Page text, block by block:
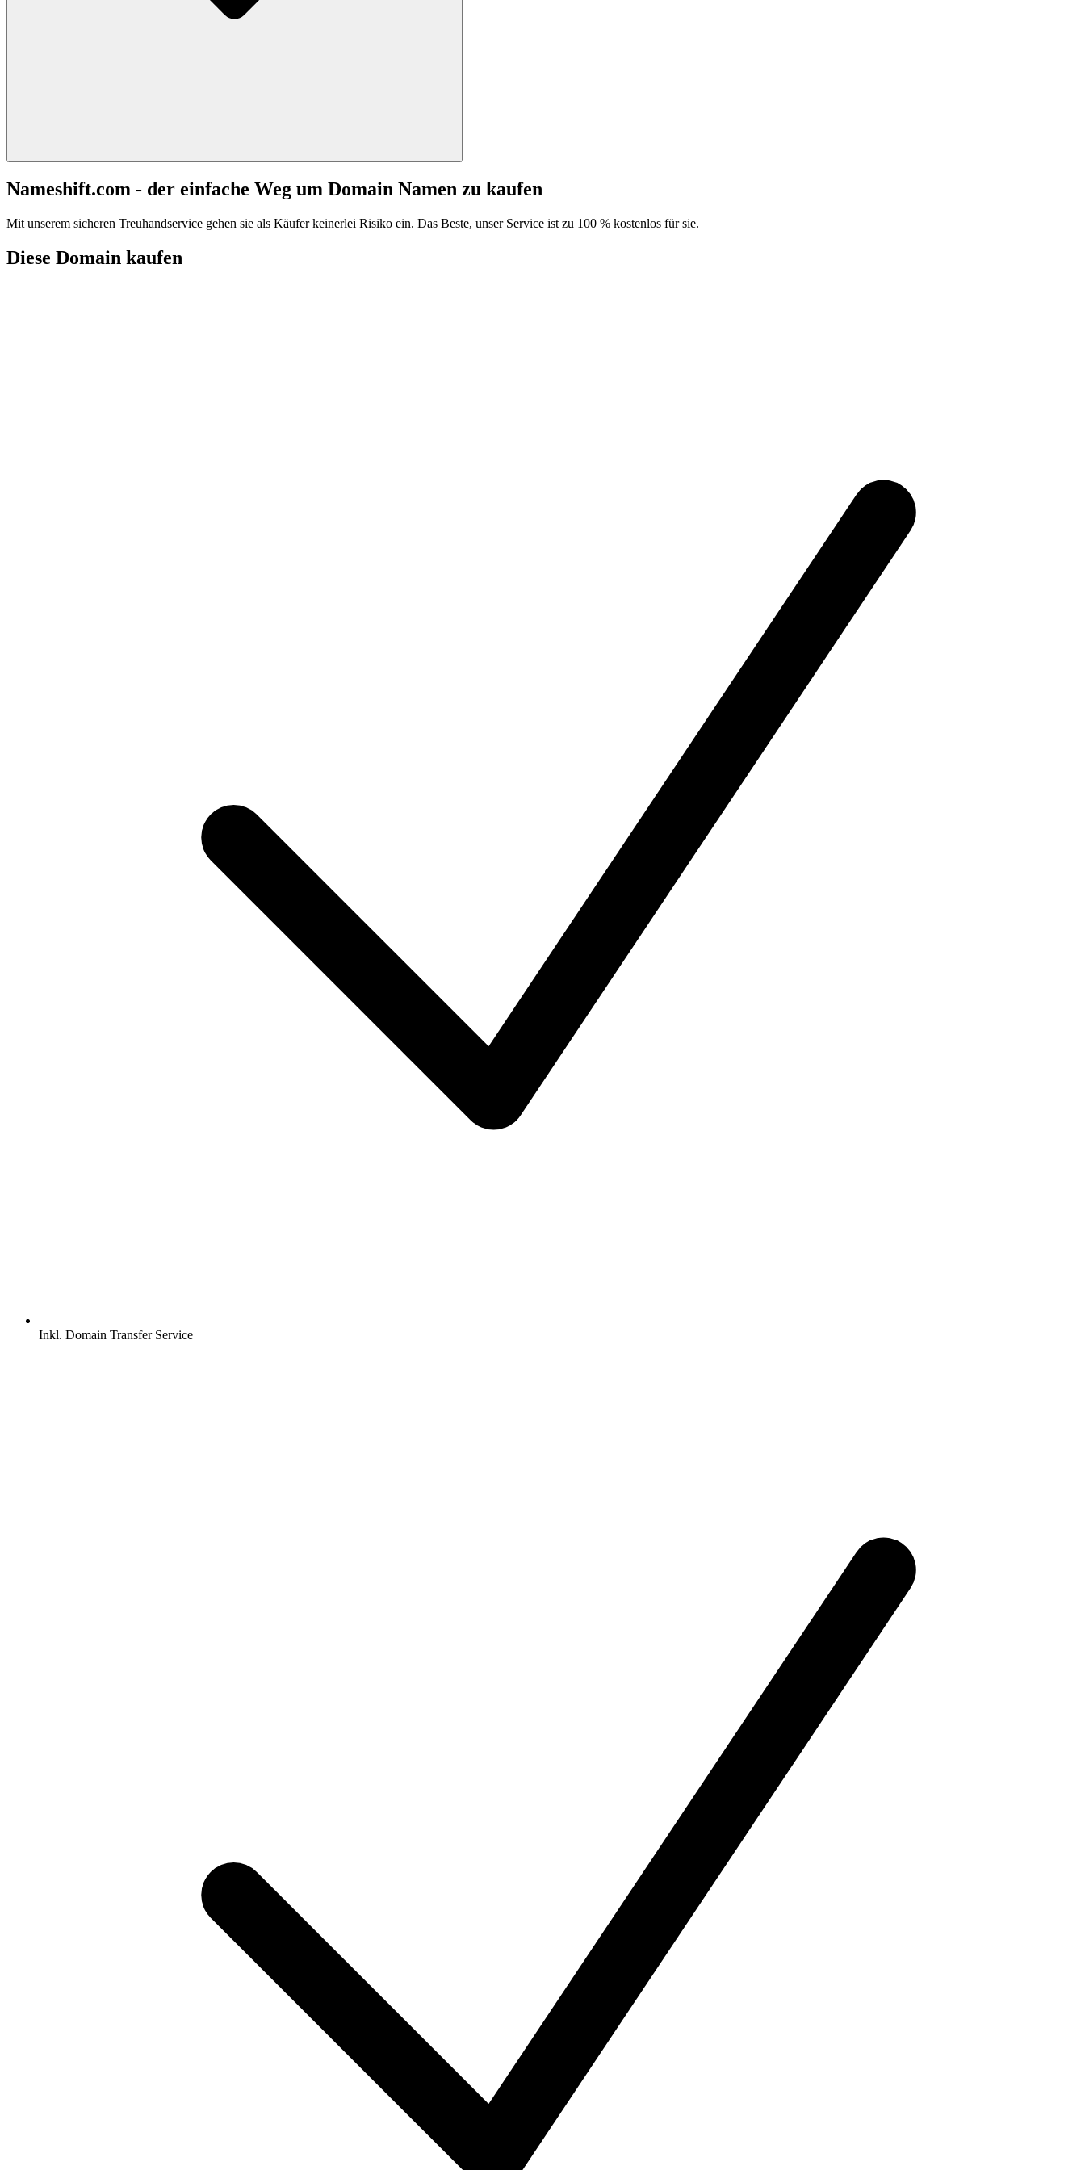
Nameshift.com - der einfache Weg um Domain Namen zu kaufen
Mit unserem sicheren Treuhandservice gehen sie als Käufer keinerlei Risiko ein. Das Beste, unser Service ist zu 100 % kostenlos für sie.
Diese Domain kaufen
Inkl. Domain Transfer Service